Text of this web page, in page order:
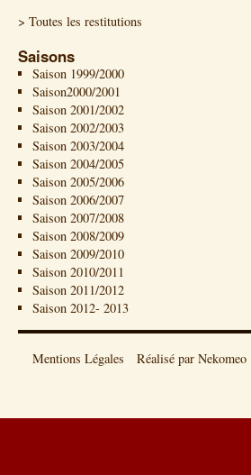
> Toutes les restitutions
Saisons
Saison 1999/2000
Saison2000/2001
Saison 2001/2002
Saison 2002/2003
Saison 2003/2004
Saison 2004/2005
Saison 2005/2006
Saison 2006/2007
Saison 2007/2008
Saison 2008/2009
Saison 2009/2010
Saison 2010/2011
Saison 2011/2012
Saison 2012- 2013
Mentions Légales Réalisé par Nekomeo